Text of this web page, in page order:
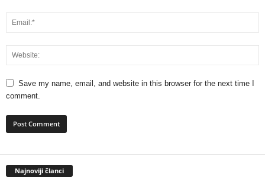
Save my name, email, and website in this browser for the next time I
comment.
Najnoviji članci